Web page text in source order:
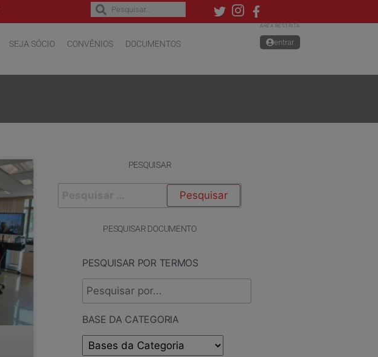
SEJA SÓCIO CONVÊNIOS DOCUMENTOS
ÁREA RESTRITA
entrar
PESQUISAR
PESQUISAR DOCUMENTO
PESQUISAR POR TERMOS
BASE DA CATEGORIA